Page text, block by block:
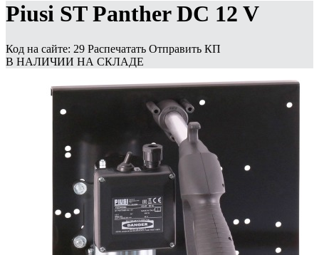
Piusi ST Panther DC 12 V
Код на сайте: 29 Распечатать Отправить КП
В НАЛИЧИИ НА СКЛАДЕ